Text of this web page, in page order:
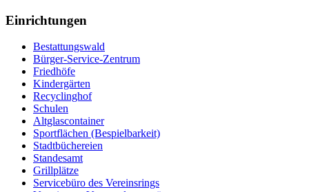
Einrichtungen
Bestattungswald
Bürger-Service-Zentrum
Friedhöfe
Kindergärten
Recyclinghof
Schulen
Altglascontainer
Sportflächen (Bespielbarkeit)
Stadtbüchereien
Standesamt
Grillplätze
Servicebüro des Vereinsrings